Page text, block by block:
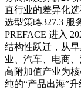
直行业的差异化
选型策略327.3 服
PREFACE 进入
结构性跃迁，从
业、汽车、电商
高附加值产业为
纯的“产品出海”